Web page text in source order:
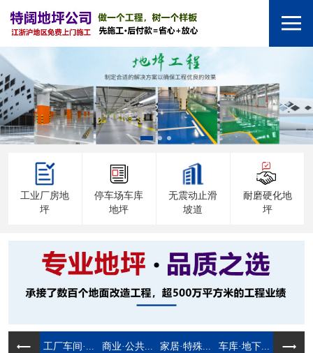
工业厂房地
坪
停车场车库
地坪
无震动止滑
坡道
耐磨硬化地
坪
工厂车间·... 商业·公共... 家居·特殊... 车库·地下...